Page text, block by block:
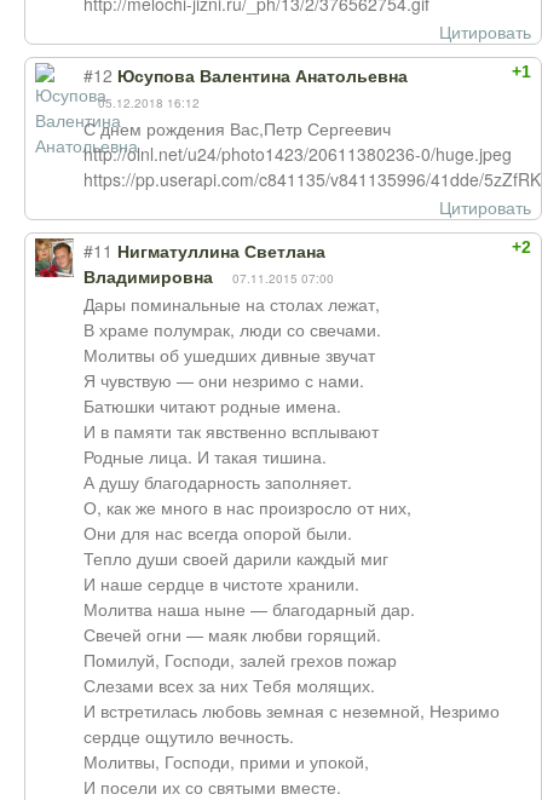
Цитировать
+1
#12 Юсупова Валентина Анатольевна
05.12.2018 16:12
С днем рождения Вас,Петр Сергеевич
http://olnl.net/u24/photo1423/20611380236-0/huge.jpeg
https://pp.userapi.com/c841135/v841135996/41dde/
Цитировать
+2
#11 Нигматуллина Светлана
Владимировна
07.11.2015 07:00
Дары поминальные на столах лежат,
В храме полумрак, люди со свечами.
Молитвы об ушедших дивные звучат
Я чувствую — они незримо с нами.
Батюшки читают родные имена.
И в памяти так явственно всплывают
Родные лица. И такая тишина.
А душу благодарность заполняет.
О, как же много в нас произросло от них,
Они для нас всегда опорой были.
Тепло души своей дарили каждый миг
И наше сердце в чистоте хранили.
Молитва наша ныне — благодарный дар.
Свечей огни — маяк любви горящий.
Помилуй, Господи, залей грехов пожар
Слезами всех за них Тебя молящих.
И встретилась любовь земная с неземной, Незримо
сердце ощутило вечность.
Молитвы, Господи, прими и упокой,
И посели их со святыми вместе.